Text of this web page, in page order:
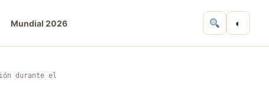
Mundial 2026 ◐
durante el